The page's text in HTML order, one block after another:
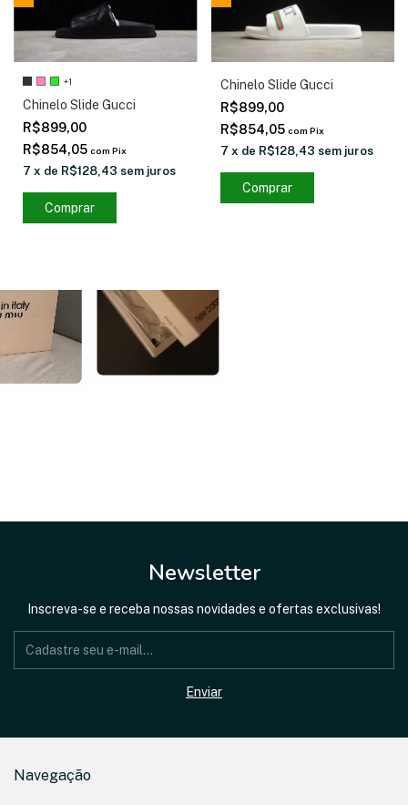
+1
Chinelo Slide Gucci
R$899,00
R$854,05 com Pix
7 x de R$128,43 sem juros
Comprar
Chinelo Slide Gucci
R$899,00
R$854,05 com Pix
7 x de R$128,43 sem juros
Comprar
Newsletter
Inscreva-se e receba nossas novidades e ofertas exclusivas!
Navegação